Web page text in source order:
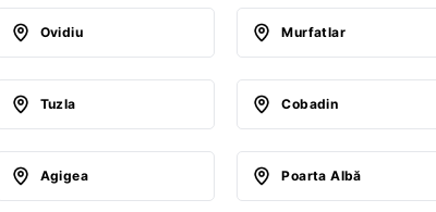
Ovidiu Murfatlar
Tuzla Cobadin
Agigea Poarta Albă